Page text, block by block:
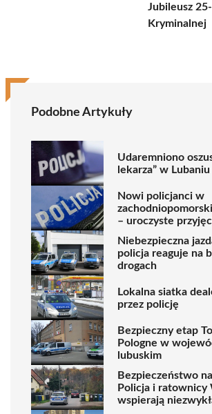
Jubileusz
Kryminalnej
Podobne Artykuły
Udaremniono
lekarza” w Lubaniu
Nowi policjanci w
– uroczyste
Niebezpieczna
policja reaguje na
drogach
Lokalna siatka
przez policję
Bezpieczny etap
Pologne w
lubuskim
Bezpieczeństwo
Policja i ratownicy
wspierają